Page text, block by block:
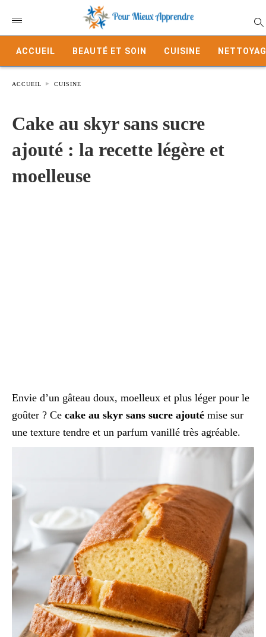
ACCUEIL BEAUTÉ ET SOIN CUISINE
ACCUEIL CUISINE
Cake au skyr sans sucre
ajouté : la recette légère et
moelleuse
Envie d’un gâteau doux, moelleux et plus léger pour le
goûter ? Ce cake au skyr sans sucre ajouté mise sur
une texture tendre et un parfum vanillé très agréable.